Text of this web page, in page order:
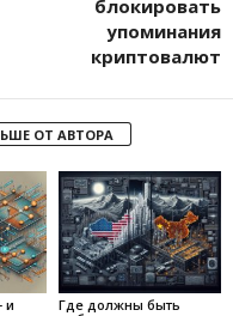
блокировать
упоминания
криптовалют
ОТ АВТОРА
и
Где должны быть